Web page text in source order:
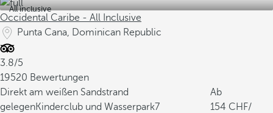
All inclusive
Occidental Caribe - All Inclusive
Punta Cana, Dominican Republic
3.8/5
19520 Bewertungen
Direkt am weißen Sandstrand
gelegenKinderclub und Wasserpark7
Ab
154
/